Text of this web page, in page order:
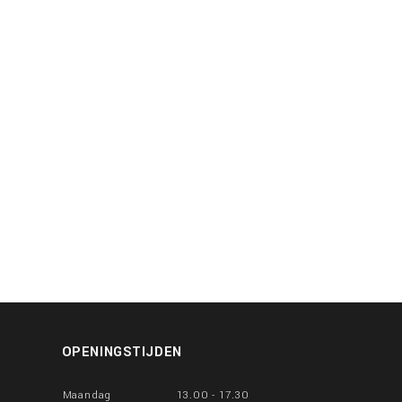
OPENINGSTIJDEN
Maandag 13.00 - 17.30